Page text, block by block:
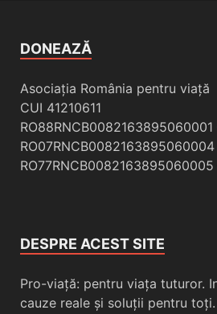
DONEAZĂ
Asociația România pentru viață
CUI 41210611
RO88RNCB0082163895060001
RO07RNCB0082163895060004
RO77RNCB0082163895060005
DESPRE ACEST SITE
Pro-viață: pentru viața tuturor.
cauze reale și soluții pentru toți.